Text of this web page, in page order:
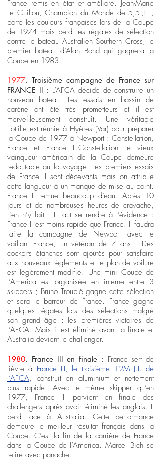
France remis en état et amélioré. Jean-Marie
Le Guillou, Champion du Monde de 5,5 J.I.,
porte les couleurs françaises lors de la Coupe
de 1974 mais perd les régates de sélection
contre le bateau Australien Southern Cross, le
premier bateau d’Alan Bond qui gagnera la
Coupe en 1983.
1977. Troisième campagne de France sur
FRANCE II : L’AFCA décide de construire un
nouveau bateau. Les essais en bassin de
carène ont été très prometteurs et il est
merveilleusement construit. Une véritable
flottille est réunie à Hyères (Var) pour préparer
la Coupe de 1977 à Newport : Constellation,
France et France II.Constellation le vieux
vainqueur américain de la Coupe demeure
redoutable au louvoyage. Les premiers essais
de France II sont décevants mais on attribue
cette langueur à un manque de mise au point.
France II remue beaucoup d’eau. Après 10
jours et de nombreuses heures de cravache,
rien n’y fait ! Il faut se rendre à l’évidence :
France II est moins rapide que France. Il faudra
faire la campagne de Newport avec le
vaillant France, un vétéran de 7 ans ! Des
cockpits étanches sont ajoutés pour satisfaire
aux nouveaux règlements et le plan de voilure
est légèrement modifié. Une mini Coupe de
l’America est organisée en interne entre 3
skippers ; Bruno Troublé gagne cette sélection
et sera le barreur de France. France gagne
quelques régates lors des sélections malgré
son grand âge : les premières victoires de
l’AFCA. Mais il est éliminé avant la finale et
Australia devient le challenger.
1980. France III en finale : France sert de
lièvre à France III, le troisième 12M J.I. de
l’AFCA, construit en aluminium et nettement
plus rapide. Avec le même skipper qu’en
1977, France III parvient en finale des
challengers après avoir éliminé les anglais. Il
perd face à Australia. Cette performance
demeure le meilleur résultat français dans la
Coupe. C’est la fin de la carrière de France
dans la Coupe de l’America. Marcel Bich se
retire avec panache.